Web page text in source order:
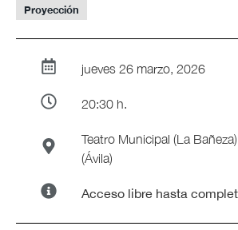
Proyección
jueves 26 marzo, 2026
20:30 h.
Teatro Municipal (La
(Ávila)
Acceso libre hasta